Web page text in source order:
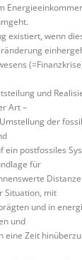
existiert, wenn
und
Art –
der
ein postfossiles
für
Situation, mit
und in
und
eine Zeit